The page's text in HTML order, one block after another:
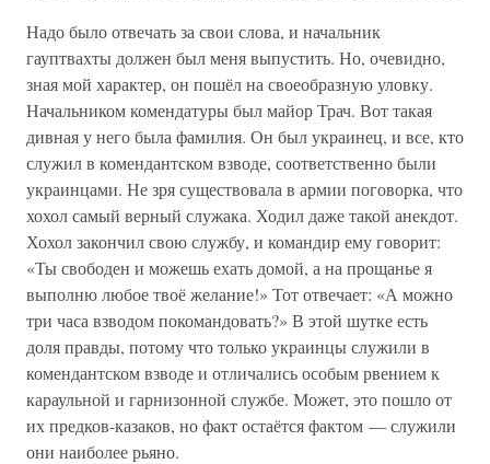
Надо было отвечать за свои слова, и начальник
гауптвахты должен был меня выпустить. Но, очевидно,
зная мой характер, он пошёл на своеобразную уловку.
Начальником комендатуры был майор Трач. Вот такая
дивная у него была фамилия. Он был украинец, и все, кто
служил в комендантском взводе, соответственно были
украинцами. Не зря существовала в армии поговорка, что
хохол самый верный служака. Ходил даже такой анекдот.
Хохол закончил свою службу, и командир ему говорит:
«Ты свободен и можешь ехать домой, а на прощанье я
выполню любое твоё желание!» Тот отвечает: «А можно
три часа взводом покомандовать?» В этой шутке есть
доля правды, потому что только украинцы служили в
комендантском взводе и отличались особым рвением к
караульной и гарнизонной службе. Может, это пошло от
их предков-казаков, но факт остаётся фактом — служили
они наиболее рьяно.